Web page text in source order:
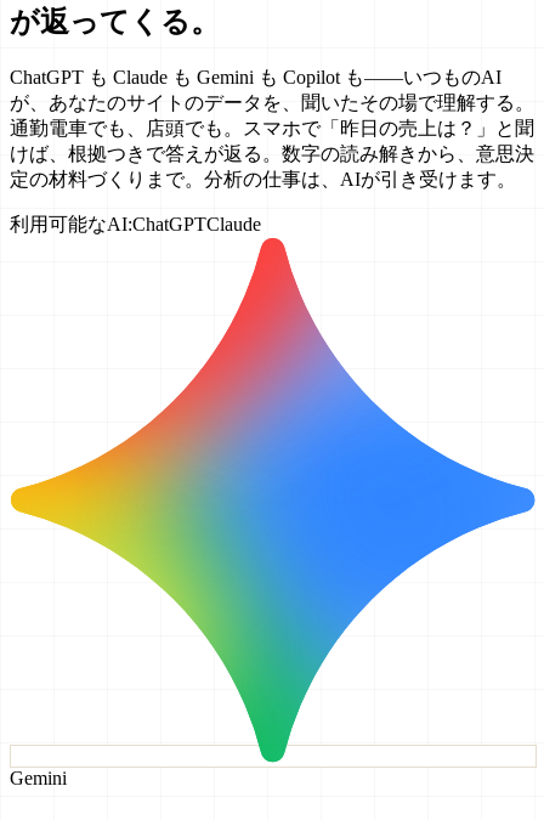
が返ってくる。
ChatGPT も Claude も Gemini も Copilot も——いつものAI
が、あなたのサイトのデータを、聞いたその場で理解する。
通勤電車でも、店頭でも。スマホで「昨日の売上は？」と聞
けば、根拠つきで答えが返る。数字の読み解きから、意思決
定の材料づくりまで。分析の仕事は、AIが引き受けます。
利用可能なAI:ChatGPTClaude
Gemini